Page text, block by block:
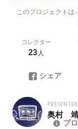
このプロジェクトは
コレクター
23人
シェア
PRESENTER
奥村
プ